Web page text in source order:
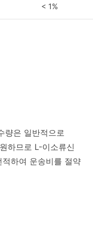
< 1%
량은 일반적으로
하므로 L-이소류신
하여 운송비를 절약